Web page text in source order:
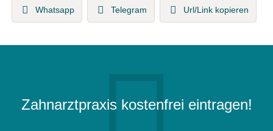
Whatsapp Telegram Url/Link kopieren
Zahnarztpraxis kostenfrei eintragen!